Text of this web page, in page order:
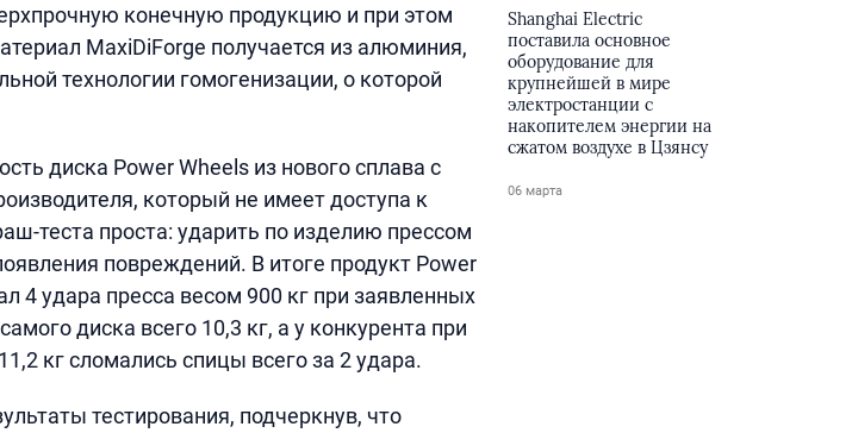
конечную продукцию и при этом
MaxiDiForge получается из алюминия,
технологии гомогенизации, о которой
диска Power Wheels из нового сплава с
который не имеет доступа к
теста проста: ударить по изделию прессом
повреждений. В итоге продукт Power
4 удара пресса весом 900 кг при заявленных
диска всего 10,3 кг, а у конкурента при
кг сломались спицы всего за 2 удара.
тестирования, подчеркнув, что
Shanghai Electric
поставила основное
оборудование для
крупнейшей в мире
электростанции с
накопителем энергии на
сжатом воздухе в Цзянсу
06 марта